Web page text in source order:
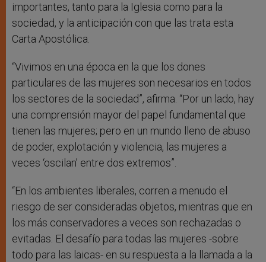
importantes, tanto para la Iglesia como para la
sociedad, y la anticipación con que las trata esta
Carta Apostólica.
“Vivimos en una época en la que los dones
particulares de las mujeres son necesarios en todos
los sectores de la sociedad”, afirma. “Por un lado, hay
una comprensión mayor del papel fundamental que
tienen las mujeres; pero en un mundo lleno de abuso
de poder, explotación y violencia, las mujeres a
veces ‘oscilan’ entre dos extremos”.
“En los ambientes liberales, corren a menudo el
riesgo de ser consideradas objetos, mientras que en
los más conservadores a veces son rechazadas o
evitadas. El desafío para todas las mujeres -sobre
todo para las laicas- en su respuesta a la llamada a la